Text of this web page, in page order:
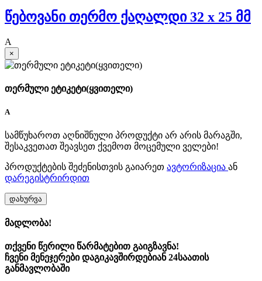
წებოვანი თერმო ქაღალდი 32 x 25 მმ
A
×
თერმული ეტიკეტი(ყვითელი)
A
სამწუხაროთ აღნიშნული პროდუქტი არ არის მარაგში,
შესაკვეთათ შეავსეთ ქვემოთ მოცემული ველები!
პროდუქტების შეძენისთვის გაიარეთ ავტორიზაცია ან
დარეგისტრირდით
დახურვა
მადლობა!
თქვენი წერილი წარმატებით გაიგზავნა!
ჩვენი მენეჯერები დაგიკავშირდებიან 24საათის
განმავლობაში